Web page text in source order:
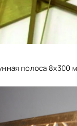
полоса 8x300